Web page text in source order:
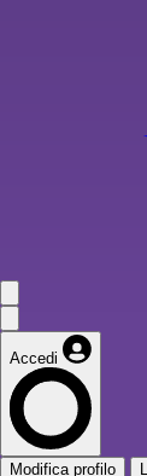
Accedi
Modifica profilo